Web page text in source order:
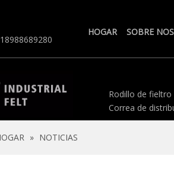
HOGAR SOBRE
Rodillo de fieltro
Correa de
» NOTICIAS